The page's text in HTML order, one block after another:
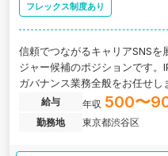
フレックス制度あり
信頼でつながるキャリアSNS
ジャー候補のポジションです。
ガバナンス業務全般をお任せし
給与 年収 500〜
勤務地
東京都渋谷区